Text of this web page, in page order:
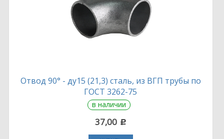
Отвод 90° - ду15 (21,3) сталь, из ВГП трубы по
ГОСТ 3262-75
в наличии
37,00 c